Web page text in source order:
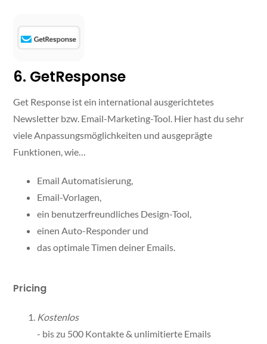
6. GetResponse
Get Response ist ein international ausgerichtetes
Newsletter bzw. Email-Marketing-Tool. Hier hast du sehr
viele Anpassungsmöglichkeiten und ausgeprägte
Funktionen, wie…
Email Automatisierung,
Email-Vorlagen,
ein benutzerfreundliches Design-Tool,
einen Auto-Responder und
das optimale Timen deiner Emails.
Pricing
Kostenlos
- bis zu 500 Kontakte & unlimitierte Emails